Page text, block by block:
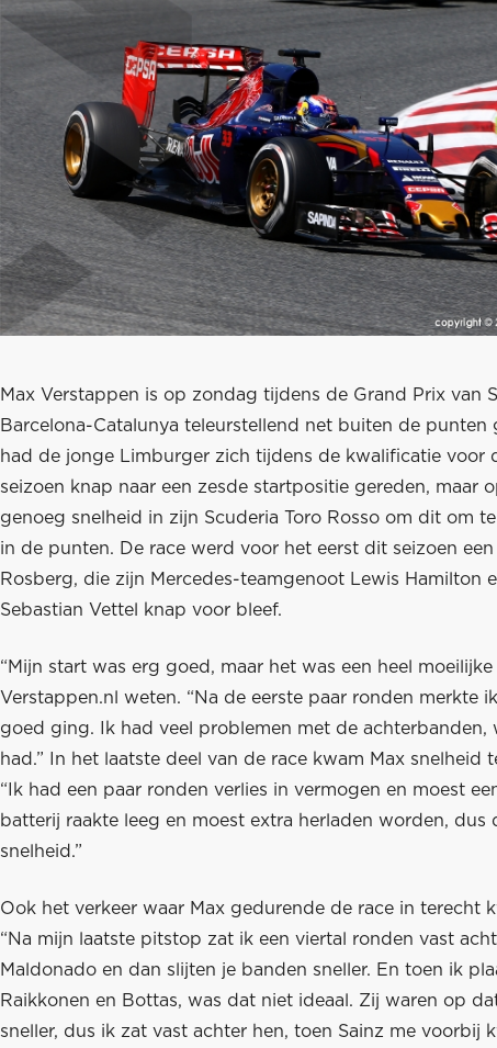
Max Verstappen is op zondag tijdens de Grand Prix van
Barcelona-Catalunya teleurstellend net buiten de punten
had de jonge Limburger zich tijdens de kwalificatie voor
seizoen knap naar een zesde startpositie gereden, maar
genoeg snelheid in zijn Scuderia Toro Rosso om dit om
in de punten. De race werd voor het eerst dit seizoen
Rosberg, die zijn Mercedes-teamgenoot Lewis Hamilton
Sebastian Vettel knap voor bleef.
“Mijn start was erg goed, maar het was een heel moeilijke
Verstappen.nl weten. “Na de eerste paar ronden merkte
goed ging. Ik had veel problemen met de achterbanden,
had.” In het laatste deel van de race kwam Max snelheid
“Ik had een paar ronden verlies in vermogen en moest
batterij raakte leeg en moest extra herladen worden, dus
snelheid.”
Ook het verkeer waar Max gedurende de race in terecht
“Na mijn laatste pitstop zat ik een viertal ronden vast
Maldonado en dan slijten je banden sneller. En toen ik
Raikkonen en Bottas, was dat niet ideaal. Zij waren op
sneller, dus ik zat vast achter hen, toen Sainz me voorbij